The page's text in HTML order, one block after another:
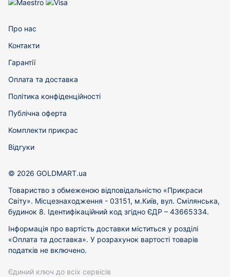
Про нас
Контакти
Гарантії
Оплата та доставка
Політика конфіденційності
Публічна оферта
Комплекти прикрас
Відгуки
© 2026 GOLDMART.ua
Товариство з обмеженою відповідальністю «Прикраси
Світу». Місцезнаходження - 03151, м.Київ, вул. Смілянська,
будинок 8. Ідентифікаційний код згідно ЄДР – 43665334.
Інформація про вартість доставки міститься у розділі
«Оплата та доставка». У розрахунок вартості товарів
податків не включено.
Єдиний ключ до всіх сервісів